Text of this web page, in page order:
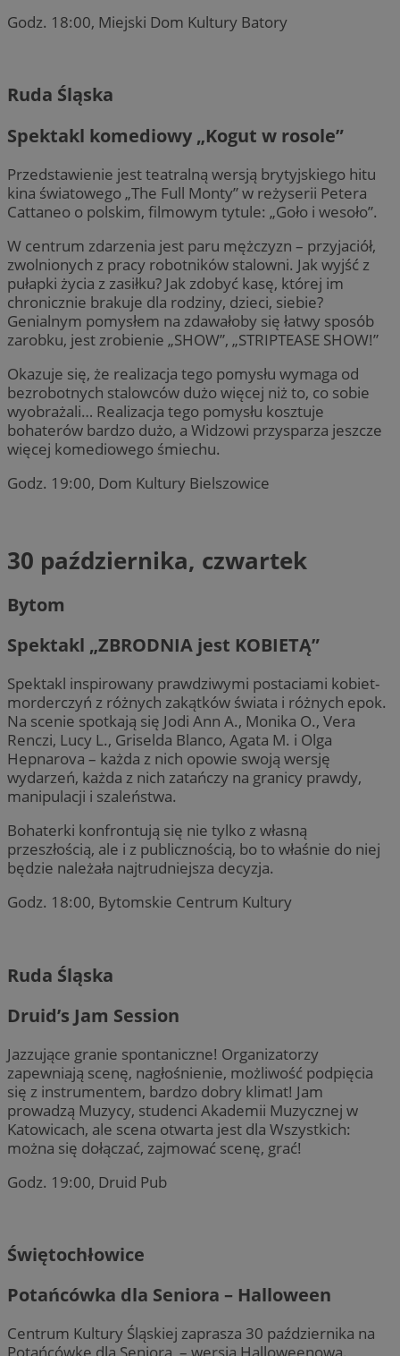
Godz. 18:00, Miejski Dom Kultury Batory
Ruda Śląska
Spektakl komediowy „Kogut w rosole”
Przedstawienie jest teatralną wersją brytyjskiego hitu
kina światowego „The Full Monty” w reżyserii Petera
Cattaneo o polskim, filmowym tytule: „Goło i wesoło”.
W centrum zdarzenia jest paru mężczyzn – przyjaciół,
zwolnionych z pracy robotników stalowni. Jak wyjść z
pułapki życia z zasiłku? Jak zdobyć kasę, której im
chronicznie brakuje dla rodziny, dzieci, siebie?
Genialnym pomysłem na zdawałoby się łatwy sposób
zarobku, jest zrobienie „SHOW”, „STRIPTEASE SHOW!”
Okazuje się, że realizacja tego pomysłu wymaga od
bezrobotnych stalowców dużo więcej niż to, co sobie
wyobrażali… Realizacja tego pomysłu kosztuje
bohaterów bardzo dużo, a Widzowi przysparza jeszcze
więcej komediowego śmiechu.
Godz. 19:00, Dom Kultury Bielszowice
30 października, czwartek
Bytom
Spektakl „ZBRODNIA jest KOBIETĄ”
Spektakl inspirowany prawdziwymi postaciami kobiet-
morderczyń z różnych zakątków świata i różnych epok.
Na scenie spotkają się Jodi Ann A., Monika O., Vera
Renczi, Lucy L., Griselda Blanco, Agata M. i Olga
Hepnarova – każda z nich opowie swoją wersję
wydarzeń, każda z nich zatańczy na granicy prawdy,
manipulacji i szaleństwa.
Bohaterki konfrontują się nie tylko z własną
przeszłością, ale i z publicznością, bo to właśnie do niej
będzie należała najtrudniejsza decyzja.
Godz. 18:00, Bytomskie Centrum Kultury
Ruda Śląska
Druid’s Jam Session
Jazzujące granie spontaniczne! Organizatorzy
zapewniają scenę, nagłośnienie, możliwość podpięcia
się z instrumentem, bardzo dobry klimat! Jam
prowadzą Muzycy, studenci Akademii Muzycznej w
Katowicach, ale scena otwarta jest dla Wszystkich:
można się dołączać, zajmować scenę, grać!
Godz. 19:00, Druid Pub
Świętochłowice
Potańcówka dla Seniora – Halloween
Centrum Kultury Śląskiej zaprasza 30 października na